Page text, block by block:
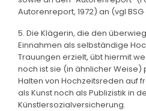
Autorenreport, 1972) an (vgl BSG
5. Die Klägerin, die den
Einnahmen als selbständige
Trauungen erzielt, übt hiermit
noch ist sie (in ähnlicher Weise)
Halten von Hochzeitsreden auf
als Kunst noch als Publizistik in
Künstlersozialversicherung.